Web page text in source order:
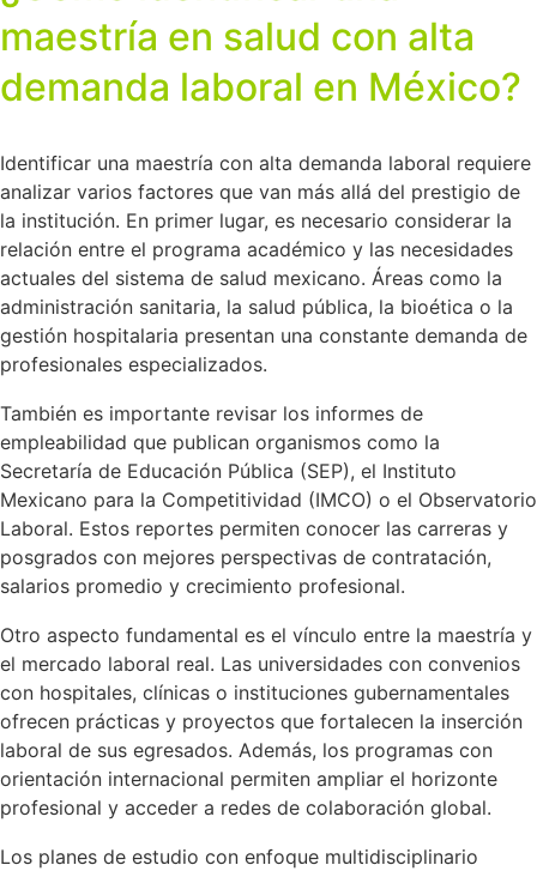
maestría en salud con alta
demanda laboral en México?
Identificar una maestría con alta demanda laboral requiere
analizar varios factores que van más allá del prestigio de
la institución. En primer lugar, es necesario considerar la
relación entre el programa académico y las necesidades
actuales del sistema de salud mexicano. Áreas como la
administración sanitaria, la salud pública, la bioética o la
gestión hospitalaria presentan una constante demanda de
profesionales especializados.
También es importante revisar los informes de
empleabilidad que publican organismos como la
Secretaría de Educación Pública (SEP), el Instituto
Mexicano para la Competitividad (IMCO) o el Observatorio
Laboral. Estos reportes permiten conocer las carreras y
posgrados con mejores perspectivas de contratación,
salarios promedio y crecimiento profesional.
Otro aspecto fundamental es el vínculo entre la maestría y
el mercado laboral real. Las universidades con convenios
con hospitales, clínicas o instituciones gubernamentales
ofrecen prácticas y proyectos que fortalecen la inserción
laboral de sus egresados. Además, los programas con
orientación internacional permiten ampliar el horizonte
profesional y acceder a redes de colaboración global.
Los planes de estudio con enfoque multidisciplinario